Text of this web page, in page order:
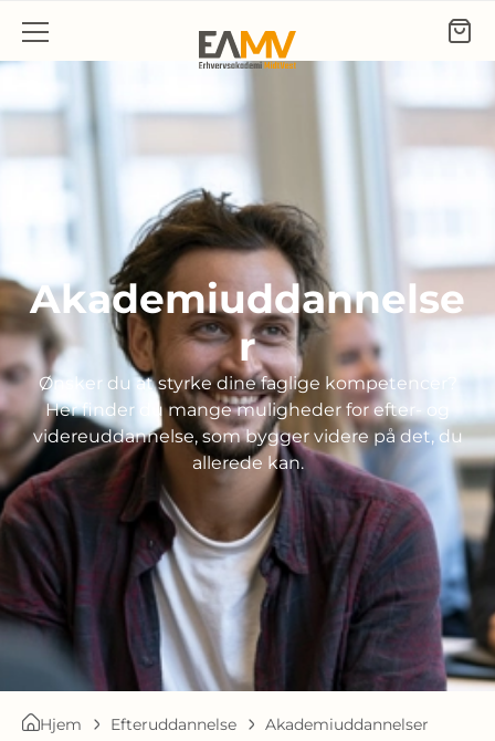
Gå til indhold
Akademiuddannelse
r
Ønsker du at styrke dine faglige kompetencer?
Her finder du mange muligheder for efter- og
videreuddannelse, som bygger videre på det, du
allerede kan.
Hjem Efteruddannelse Akademiuddannelser